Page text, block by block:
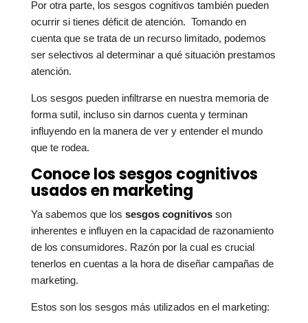
Por otra parte, los sesgos cognitivos también pueden
ocurrir si tienes déficit de atención. Tomando en
cuenta que se trata de un recurso limitado, podemos
ser selectivos al determinar a qué situación prestamos
atención.
Los sesgos pueden infiltrarse en nuestra memoria de
forma sutil, incluso sin darnos cuenta y terminan
influyendo en la manera de ver y entender el mundo
que te rodea.
Conoce los sesgos cognitivos
usados en marketing
Ya sabemos que los sesgos cognitivosson
inherentes e influyen en la capacidad de razonamiento
de los consumidores. Razón por la cual es crucial
tenerlos en cuentas a la hora de diseñar campañas de
marketing.
Estos son los sesgos más utilizados en el marketing: